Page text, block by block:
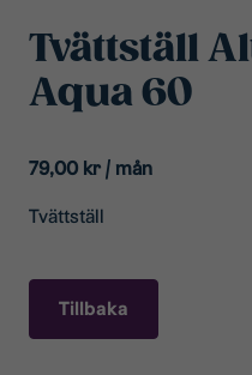
Tvättställ
Aqua 60
79,00 kr / mån
Tvättställ
Tillbaka